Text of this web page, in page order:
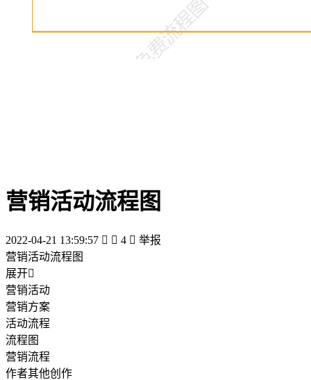
营销活动流程图
2022-04-21 13:59:57   4  举报
营销活动流程图
展开
营销活动
营销方案
活动流程
流程图
营销流程
作者其他创作